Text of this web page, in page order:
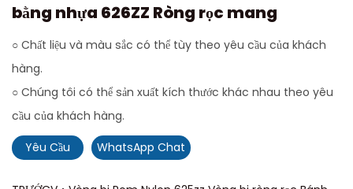
bằng nhựa 626ZZ Ròng rọc mang
○ Chất liệu và màu sắc có thể tùy theo yêu cầu của khách
hàng.
○ Chúng tôi có thể sản xuất kích thước khác nhau theo yêu
cầu của khách hàng.
Yêu Cầu
WhatsApp Chat